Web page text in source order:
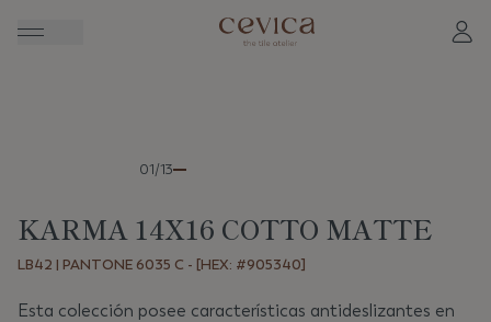
01/13
KARMA 14X16 COTTO MATTE
LB42 | PANTONE 6035 C - [HEX: #905340]
Esta colección posee características antideslizantes en